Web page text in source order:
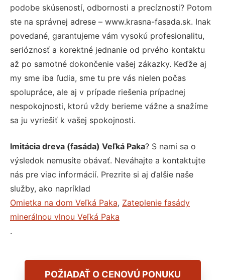
podobe skúseností, odbornosti a precíznosti? Potom
ste na správnej adrese – www.krasna-fasada.sk. Inak
povedané, garantujeme vám vysokú profesionalitu,
serióznosť a korektné jednanie od prvého kontaktu
až po samotné dokončenie vašej zákazky. Keďže aj
my sme iba ľudia, sme tu pre vás nielen počas
spolupráce, ale aj v prípade riešenia prípadnej
nespokojnosti, ktorú vždy berieme vážne a snažíme
sa ju vyriešiť k vašej spokojnosti.
Imitácia dreva (fasáda) Veľká Paka? S nami sa o
výsledok nemusíte obávať. Neváhajte a kontaktujte
nás pre viac informácií. Prezrite si aj ďalšie naše
služby, ako napríklad
Omietka na dom Veľká Paka, Zateplenie fasády
minerálnou vlnou Veľká Paka
.
POŽIADAŤ O CENOVÚ PONUKU